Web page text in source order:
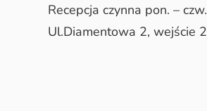
Recepcja czynna pon. –
Ul.Diamentowa 2, wejście